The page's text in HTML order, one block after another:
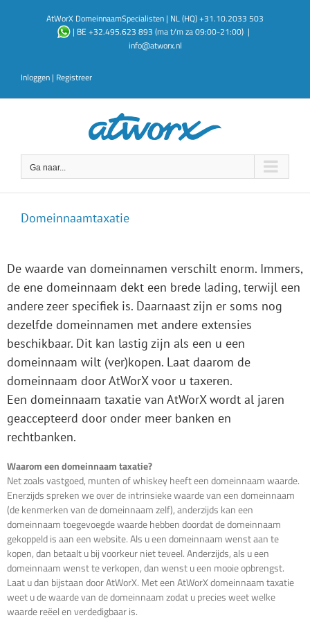
AtWorX DomeinnaamSpecialisten | NL (HQ) +31.10.2033 503
| BE +32.495.623 893 (ma t/m za 09:00-21:00) |
info@atworx.nl
Inloggen | Registreer
Ga naar...
Domeinnaamtaxatie
De waarde van domeinnamen verschilt enorm. Immers,
de ene domeinnaam dekt een brede lading, terwijl een
andere zeer specifiek is. Daarnaast zijn er soms nog
dezelfde domeinnamen met andere extensies
beschikbaar. Dit kan lastig zijn als een u een
domeinnaam wilt (ver)kopen. Laat daarom de
domeinnaam door AtWorX voor u taxeren.
Een domeinnaam taxatie van AtWorX wordt al jaren
geaccepteerd door onder meer banken en
rechtbanken.
Waarom een domeinnaam taxatie?
Net zoals vastgoed, munten of whiskey heeft een domeinnaam waarde.
Enerzijds spreken we over de intrinsieke waarde van een domeinnaam
(de kenmerken van de domeinnaam zelf), anderzijds kan een
domeinnaam toegevoegde waarde hebben doordat de domeinnaam
gekoppeld is aan een website. Als u een domeinnaam wenst aan te
kopen, dan betaalt u bij voorkeur niet teveel. Anderzijds, als u een
domeinnaam wenst te verkopen, dan wenst u een mooie opbrengst.
Laat u dan bijstaan door AtWorX. Met een AtWorX domeinnaam taxatie
weet u de waarde van de domeinnaam zodat u precies weet welke
waarde reëel en verdedigbaar is.